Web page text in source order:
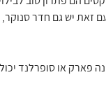
זאת יש גם חדר
פארק או סופרלנד